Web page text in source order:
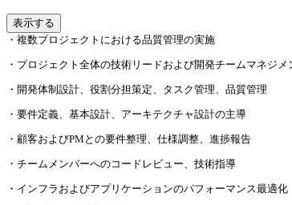
表示する
・複数プロジェクトにおける品質管理の実施
・プロジェクト全体の技術リードおよび開発チームマネジメ
・開発体制設計、役割分担策定、タスク管理、品質管理
・要件定義、基本設計、アーキテクチャ設計の主導
・顧客およびPMとの要件整理、仕様調整、進捗報告
・チームメンバーへのコードレビュー、技術指導
・インフラおよびアプリケーションのパフォーマンス最適化